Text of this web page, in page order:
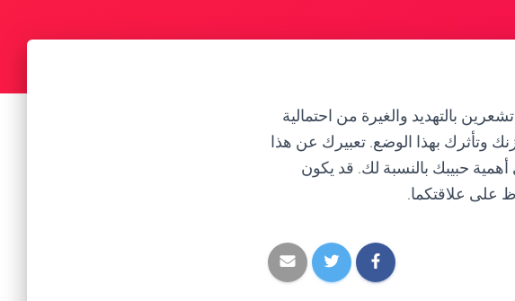
بالتهديد والغيرة من احتمالية
وتأثرك بهذا الوضع. تعبيرك عن هذا
حبيبك بالنسبة لك. قد يكون
على علاقتكما.